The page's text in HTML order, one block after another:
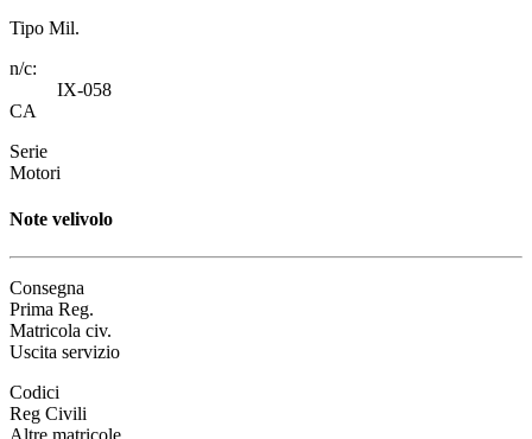
Tipo Mil.
n/c:
IX-058
CA
Serie
Motori
Note velivolo
Consegna
Prima Reg.
Matricola civ.
Uscita servizio
Codici
Reg Civili
Altre matricole